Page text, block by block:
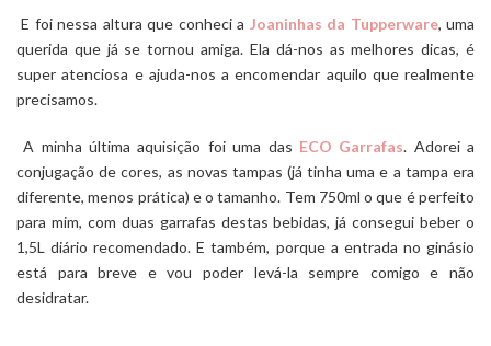
E foi nessa altura que conheci a Joaninhas da Tupperware, uma
querida que já se tornou amiga. Ela dá-nos as melhores dicas, é
super atenciosa e ajuda-nos a encomendar aquilo que realmente
precisamos.
A minha última aquisição foi uma das ECO Garrafas. Adorei a
conjugação de cores, as novas tampas (já tinha uma e a tampa era
diferente, menos prática) e o tamanho. Tem 750ml o que é perfeito
para mim, com duas garrafas destas bebidas, já consegui beber o
1,5L diário recomendado. E também, porque a entrada no ginásio
está para breve e vou poder levá-la sempre comigo e não
desidratar.